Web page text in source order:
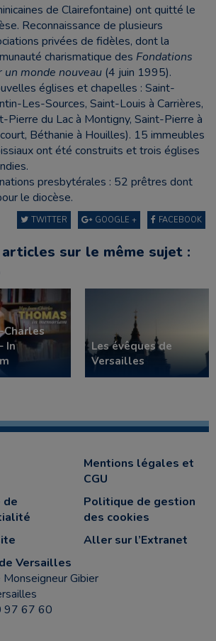
de Clairefontaine) ont quitté le
Reconnaissance de plusieurs
privées de fidèles, dont la
charismatique des Fondations
un monde nouveau (4 juin 1995).
églises et chapelles : Saint-
Les-Sources, Saint-Louis à Carrières,
Pierre du Lac à Montigny, Saint-Pierre à
Béthanie à Houilles). 15 immeubles
ont été construits et trois églises
presbytérales : 52 prêtres dont
le diocèse.
FACEBOOK
GOOGLE +
TWITTER
sur le même sujet :
Charles
In
Les évêques de
Versailles
Mentions légales et
CGU
de
Politique de gestion
des cookies
Aller sur l’Extranet
Versailles
Monseigneur Gibier
97 67 60